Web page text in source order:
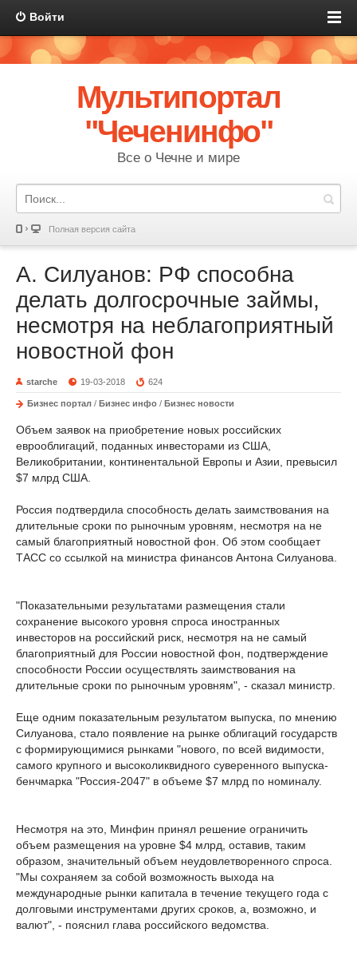
Войти
Мультипортал
"Чеченинфо"
Все о Чечне и мире
Полная версия сайта
А. Силуанов: РФ способна
делать долгосрочные займы,
несмотря на неблагоприятный
новостной фон
starche 19-03-2018 624
Бизнес портал / Бизнес инфо / Бизнес новости
Объем заявок на приобретение новых российских
еврооблигаций, поданных инвесторами из США,
Великобритании, континентальной Европы и Азии, превысил
$7 млрд США.
Россия подтвердила способность делать заимствования на
длительные сроки по рыночным уровням, несмотря на не
самый благоприятный новостной фон. Об этом сообщает
ТАСС со ссылкой на министра финансов Антона Силуанова.
"Показательными результатами размещения стали
сохранение высокого уровня спроса иностранных
инвесторов на российский риск, несмотря на не самый
благоприятный для России новостной фон, подтверждение
способности России осуществлять заимствования на
длительные сроки по рыночным уровням", - сказал министр.
Еще одним показательным результатом выпуска, по мнению
Силуанова, стало появление на рынке облигаций государств
с формирующимися рынками "нового, по всей видимости,
самого крупного и высоколиквидного суверенного выпуска-
бенчмарка "Россия-2047" в объеме $7 млрд по номиналу.
Несмотря на это, Минфин принял решение ограничить
объем размещения на уровне $4 млрд, оставив, таким
образом, значительный объем неудовлетворенного спроса.
"Мы сохраняем за собой возможность выхода на
международные рынки капитала в течение текущего года с
долговыми инструментами других сроков, а, возможно, и
валют", - пояснил глава российского ведомства.